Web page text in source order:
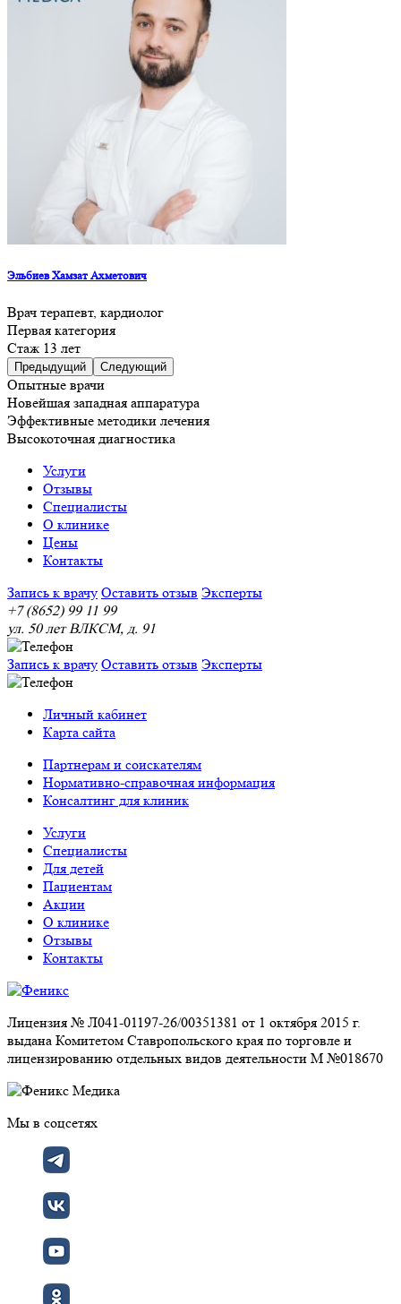
Эльбиев Хамзат Ахметович
Врач терапевт, кардиолог
Первая категория
Стаж 13 лет
Предыдущий Следующий
Опытные врачи
Новейшая западная аппаратура
Эффективные методики лечения
Высокоточная диагностика
Услуги
Отзывы
Специалисты
О клинике
Цены
Контакты
Запись к врачу Оставить отзыв Эксперты
+7 (8652) 99 11 99
ул. 50 лет ВЛКСМ, д. 91
Запись к врачу Оставить отзыв Эксперты
Личный кабинет
Карта сайта
Партнерам и соискателям
Нормативно-справочная информация
Консалтинг для клиник
Услуги
Специалисты
Для детей
Пациентам
Акции
О клинике
Отзывы
Контакты
Лицензия № Л041-01197-26/00351381 от 1 октября 2015 г.
выдана Комитетом Ставропольского края по торговле и
лицензированию отдельных видов деятельности М №018670
Мы в соцсетях